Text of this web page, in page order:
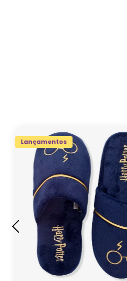
Lançamentos
G GG M
ADICIONAR AO
CARRINHO